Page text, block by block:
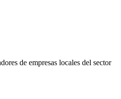
de empresas locales del sector